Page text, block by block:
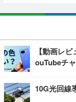
【動画レ
ouTubeチ
10G光回線